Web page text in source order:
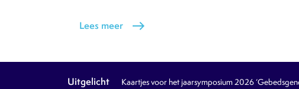
Lees meer east
Uitgelicht Kaartjes voor het jaarsymposium 2026